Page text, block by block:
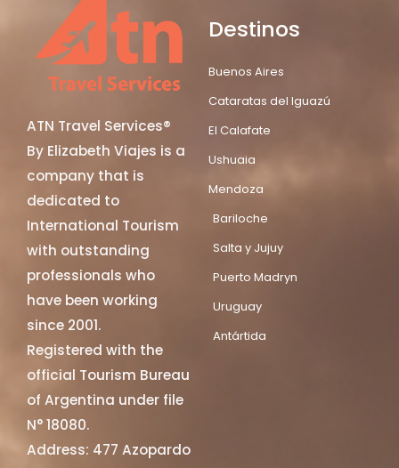
ATN Travel Services®
By Elizabeth Viajes is a
company that is
dedicated to
International Tourism
with outstanding
professionals who
have been working
since 2001.
Registered with the
official Tourism Bureau
of Argentina under file
N° 18080.
Address: 477 Azopardo
Destinos
Buenos Aires
Cataratas del Iguazú
El Calafate
Ushuaia
Mendoza
Bariloche
Salta y Jujuy
Puerto Madryn
Uruguay
Antártida